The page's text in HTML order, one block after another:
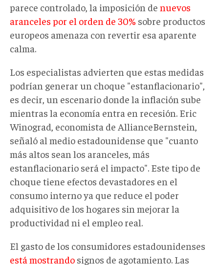
parece controlado, la imposición de nuevos
aranceles por el orden de 30% sobre productos
europeos amenaza con revertir esa aparente
calma.
Los especialistas advierten que estas medidas
podrían generar un choque "estanflacionario",
es decir, un escenario donde la inflación sube
mientras la economía entra en recesión. Eric
Winograd, economista de AllianceBernstein,
señaló al medio estadounidense que "cuanto
más altos sean los aranceles, más
estanflacionario será el impacto". Este tipo de
choque tiene efectos devastadores en el
consumo interno ya que reduce el poder
adquisitivo de los hogares sin mejorar la
productividad ni el empleo real.
El gasto de los consumidores estadounidenses
está mostrando signos de agotamiento. Las